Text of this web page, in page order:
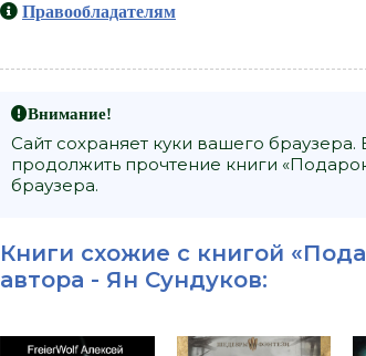
Правообладателям
Внимание!
Сайт сохраняет куки вашего
продолжить прочтение книги
браузера.
Книги схожие с книгой
автора - Ян Сундуков: